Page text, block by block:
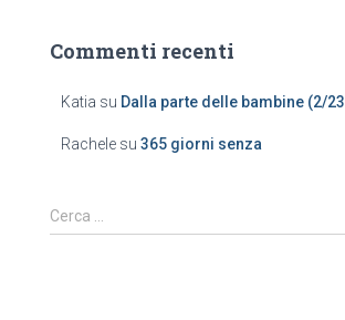
Commenti recenti
Katia su Dalla parte delle bambine (2/23
Rachele su 365 giorni senza
Cerca …